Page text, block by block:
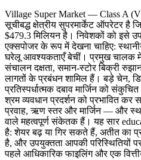
Village Super Market — Class A
सूचीबद्ध क्षेत्रीय सुपरमार्केट ऑपरेटर है
$479.3 मिलियन है। निवेशकों को इसे
एक्सपोजर के रूप में देखना चाहिए:
घरेलू आवश्यकताएँ बेचीं। प्रमुख चालक में
संचालन दक्षता, समान-स्टोर बिक्री
लागतों के प्रबंधन शामिल हैं। बड़े चेन,
प्रतिस्पर्धात्मक दबाव मार्जिन को
श्रम व्यवधान प्रदर्शन को प्रभावित
प्रवाह, ऋण स्तर और मार्जिन — और
वाले महत्वपूर्ण संकेतक हैं। यह सार
है: शेयर बढ़ या गिर सकते हैं, अतीत का
है, और उपयुक्तता आपकी परिस्थितियों
पहले आधिकारिक फाइलिंग और एक